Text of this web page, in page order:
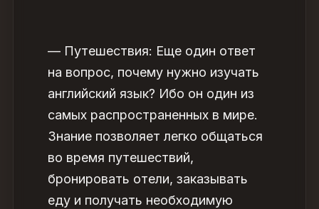
— Путешествия: Еще один ответ
на вопрос, почему нужно изучать
английский язык? Ибо он один из
самых распространенных в мире.
Знание позволяет легко общаться
во время путешествий,
бронировать отели, заказывать
еду и получать необходимую